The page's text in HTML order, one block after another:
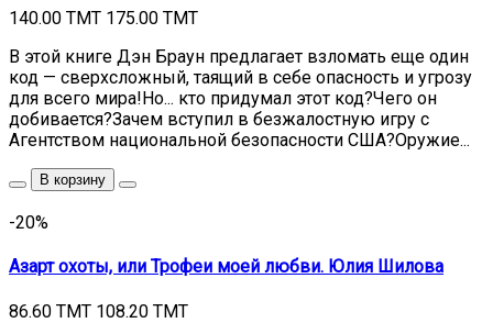
140.00 TMT 175.00 TMT
В этой книге Дэн Браун предлагает взломать еще один
код — сверхсложный, таящий в себе опасность и угрозу
для всего мира!Но... кто придумал этот код?Чего он
добивается?Зачем вступил в безжалостную игру с
Агентством национальной безопасности США?Оружие...
В корзину
-20%
Азарт охоты, или Трофеи моей любви. Юлия Шилова
86.60 TMT 108.20 TMT